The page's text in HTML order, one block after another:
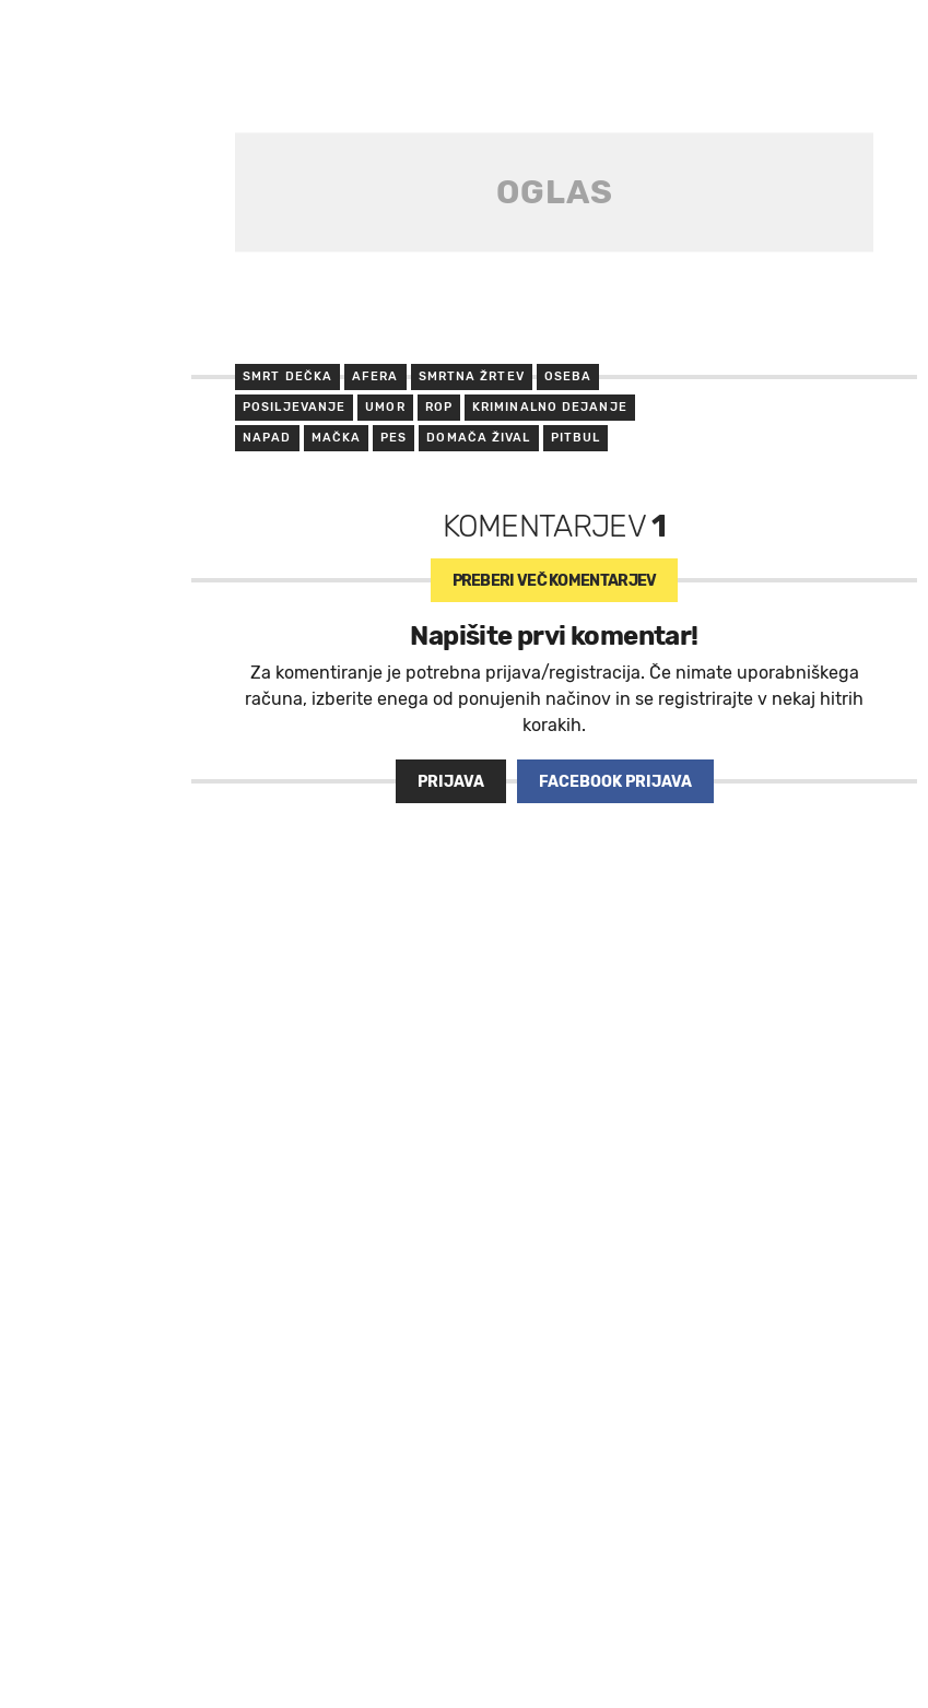
SMRT DEČKA AFERA SMRTNA ŽRTEV OSEBA
POSILJEVANJE UMOR ROP KRIMINALNO DEJANJE
NAPAD MAČKA PES DOMAČA ŽIVAL PITBUL
KOMENTARJEV1
PREBERI VEČ KOMENTARJEV
Napišite prvi komentar!
Za komentiranje je potrebna prijava/registracija. Če nimate uporabniškega
računa, izberite enega od ponujenih načinov in se registrirajte v nekaj hitrih
korakih.
PRIJAVA FACEBOOK PRIJAVA